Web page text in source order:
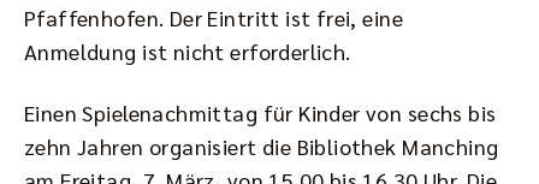
Pfaffenhofen. Der Eintritt ist frei, eine
Anmeldung ist nicht erforderlich.
Einen Spielenachmittag für Kinder von sechs bis
zehn Jahren organisiert die Bibliothek Manching